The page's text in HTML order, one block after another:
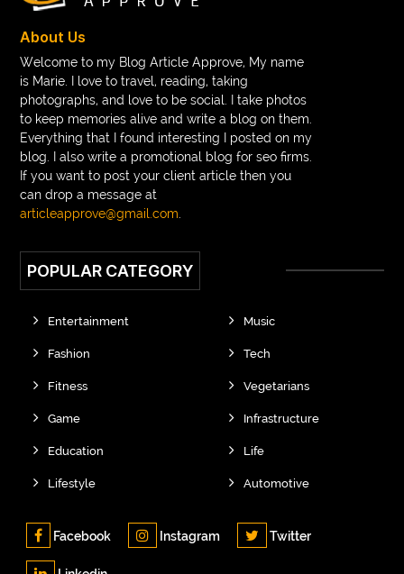
About Us
Welcome to my Blog Article Approve, My name
is Marie. I love to travel, reading, taking
photographs, and love to be social. I take photos
to keep memories alive and write a blog on them.
Everything that I found interesting I posted on my
blog. I also write a promotional blog for seo firms.
If you want to post your client article then you
can drop a message at
articleapprove@gmail.com
POPULAR CATEGORY
Entertainment
Fashion
Fitness
Game
Education
Lifestyle
Music
Tech
Vegetarians
Infrastructure
Life
Automotive
Facebook Instagram Twitter